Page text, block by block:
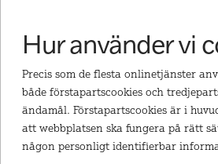
Hur använder vi
Precis som de flesta onlinetjänster
både förstapartscookies och
ändamål. Förstapartscookies är i
att webbplatsen ska fungera på rätt
någon personligt identifierbar